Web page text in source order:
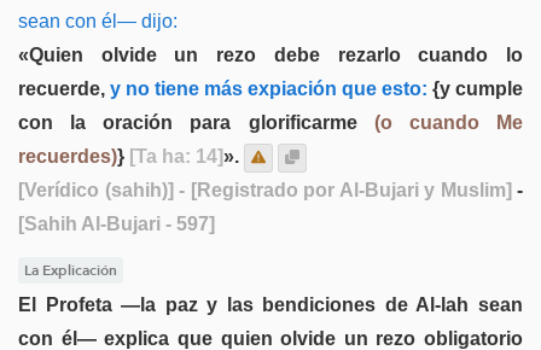
sean con él— dijo:
«Quien olvide un rezo debe rezarlo cuando lo
recuerde, y no tiene más expiación que esto: {y cumple
con la oración para glorificarme (o cuando Me
recuerdes)} [Ta ha: 14]».
[Verídico (sahih)] - [Registrado por Al-Bujari y Muslim] -
[Sahih Al-Bujari - 597]
La Explicación
El Profeta —la paz y las bendiciones de Al-lah sean
con él— explica que quien olvide un rezo obligatorio